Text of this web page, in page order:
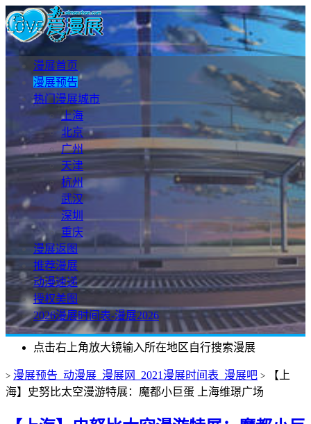
漫展首页
漫展预告
热门漫展城市
上海
北京
广州
天津
杭州
武汉
深圳
重庆
漫展返图
推荐漫展
动漫速递
授权美图
2026漫展时间表-漫展2026
点击右上角放大镜输入所在地区自行搜索漫展
> 漫展预告_动漫展_漫展网_2021漫展时间表_漫展吧 >
【上
海】史努比太空漫游特展：魔都小巨蛋 上海维璟广场